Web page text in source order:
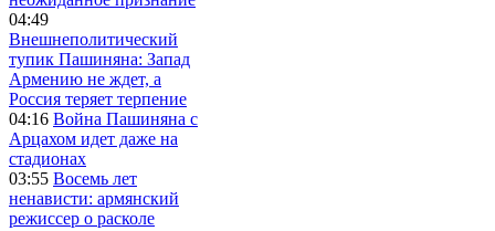
04:49
Внешнеполитический
тупик Пашиняна: Запад
Армению не ждет, а
Россия теряет терпение
04:16 Война Пашиняна с
Арцахом идет даже на
стадионах
03:55 Восемь лет
ненависти: армянский
режиссер о расколе